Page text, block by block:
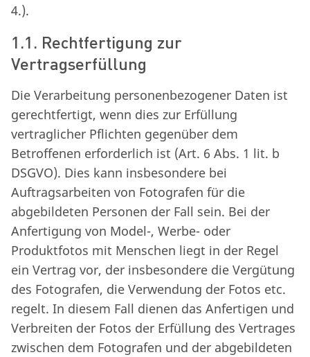
4.).
1.1. Rechtfertigung zur
Vertragserfüllung
Die Verarbeitung personenbezogener Daten ist
gerechtfertigt, wenn dies zur Erfüllung
vertraglicher Pflichten gegenüber dem
Betroffenen erforderlich ist (Art. 6 Abs. 1 lit. b
DSGVO). Dies kann insbesondere bei
Auftragsarbeiten von Fotografen für die
abgebildeten Personen der Fall sein. Bei der
Anfertigung von Model-, Werbe- oder
Produktfotos mit Menschen liegt in der Regel
ein Vertrag vor, der insbesondere die Vergütung
des Fotografen, die Verwendung der Fotos etc.
regelt. In diesem Fall dienen das Anfertigen und
Verbreiten der Fotos der Erfüllung des Vertrages
zwischen dem Fotografen und der abgebildeten